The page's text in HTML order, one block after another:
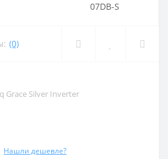
(0)
Grace Silver Inverter
Нашли дешевле?